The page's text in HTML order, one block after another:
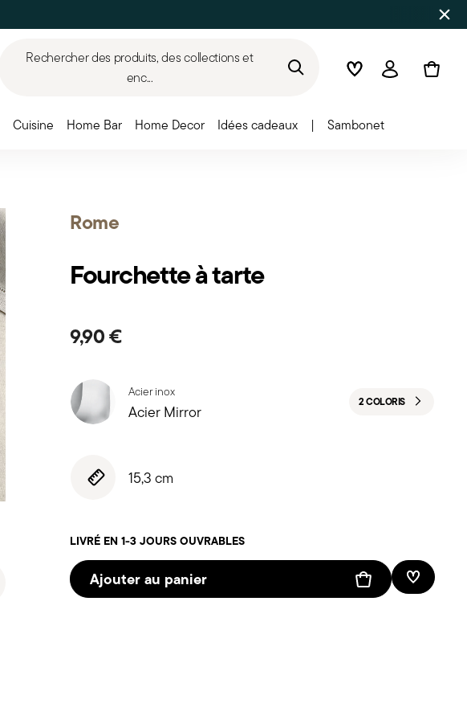
Rechercher des produits, des collections et
enc...
WishlistConnexion
Cuisine Home Bar Home Decor Idées cadeaux | Sambonet
Rome
Fourchette à tarte
9,90 €
Acier inox
Acier Mirror 2 COLORIS
15,3 cm
LIVRÉ EN 1-3 JOURS OUVRABLES
Ajouter au panier Liste de